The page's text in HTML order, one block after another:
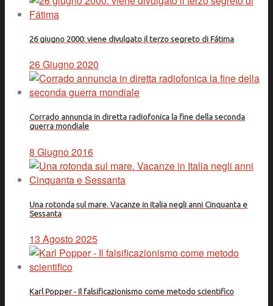
26 giugno 2000: viene divulgato il terzo segreto di Fátima
26 Giugno 2020
Corrado annuncia in diretta radiofonica la fine della seconda
guerra mondiale
8 Giugno 2016
Una rotonda sul mare. Vacanze in Italia negli anni Cinquanta e
Sessanta
13 Agosto 2025
Karl Popper - Il falsificazionismo come metodo scientifico